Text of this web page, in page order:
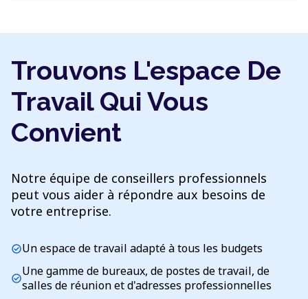
Trouvons L'espace De
Travail Qui Vous
Convient
Notre équipe de conseillers professionnels
peut vous aider à répondre aux besoins de
votre entreprise.
check_circleUn espace de travail adapté à tous les budgets
check_circleUne gamme de bureaux, de postes de travail, de
salles de réunion et d'adresses professionnelles